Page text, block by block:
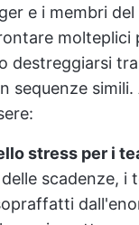
e i membri
molteplici
destreggiarsi
sequenze simili.
stress per i
scadenze, i